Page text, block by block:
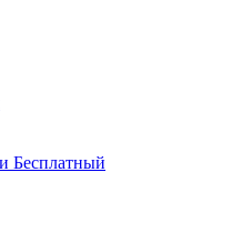
Бесплатный